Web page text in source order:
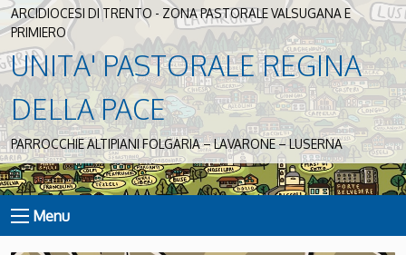
ARCIDIOCESI DI TRENTO - ZONA PASTORALE VALSUGANA E
PRIMIERO
UNITA' PASTORALE REGINA
DELLA PACE
PARROCCHIE ALTIPIANI FOLGARIA – LAVARONE – LUSERNA
Menu